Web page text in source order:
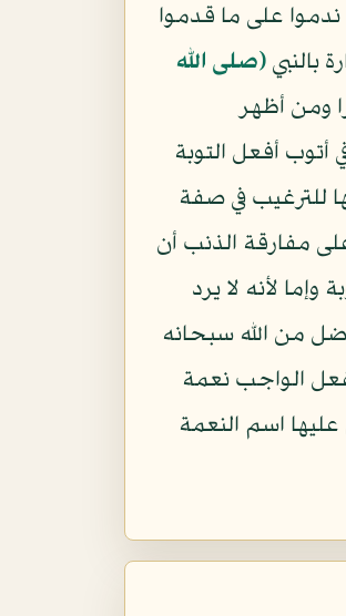
على ما قدموا
بالنبي (صلى الله
ومن أظهر
أتوب أفعل التوبة
للترغيب في صفة
مفارقة الذنب أن
وإما لأنه لا يرد
من الله سبحانه
الواجب نعمة
اسم النعمة